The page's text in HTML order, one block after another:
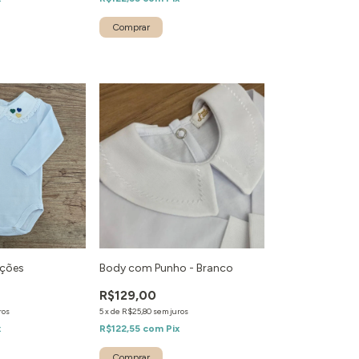
Body com Punho - Branco
R$129,00
5xde R$25,80 sem juros
R$122,55 com Pix